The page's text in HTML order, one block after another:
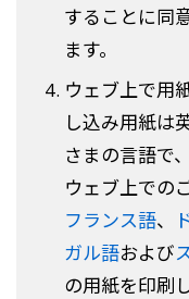
することに同
ます。
ウェブ上で用
し込み用紙は
さまの言語で
ウェブ上での
フランス語、
ガル語および
の用紙を印刷